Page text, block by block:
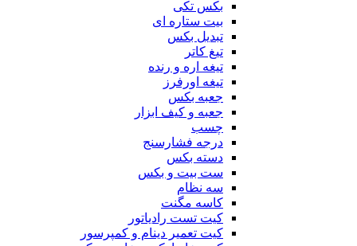
بکس تکی
بیت ستاره ای
تبدیل بکس
تیغ کاتر
تیغه اره و رنده
تیغه اورفرز
جعبه بکس
جعبه و کیف ابزار
چسب
درجه فشارسنج
دسته بکس
ست بیت و بکس
سه نظام
کاسه مگنت
کیت تست رادیاتور
کیت تعمیر دینام و کمپرسور